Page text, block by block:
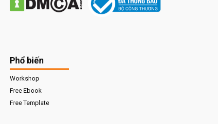
Phổ biến
Workshop
Free Ebook
Free Template